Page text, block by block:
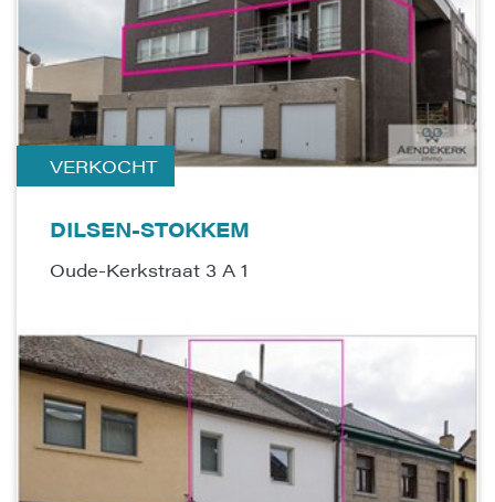
VERKOCHT
DILSEN-STOKKEM
Oude-Kerkstraat 3 A 1